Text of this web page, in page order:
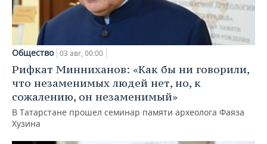
Общество 03 авг, 00:00
Рифкат Минниханов: «Как бы ни говорили,
что незаменимых людей нет, но, к
сожалению, он незаменимый»
В Татарстане прошел семинар памяти археолога Фаяза
Хузина